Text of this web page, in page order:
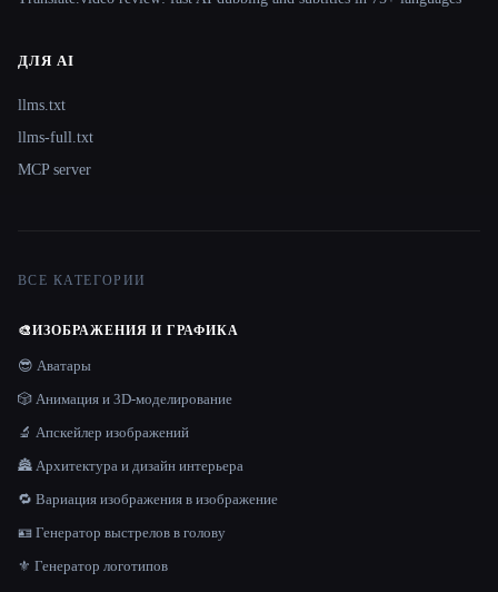
ДЛЯ AI
llms.txt
llms-full.txt
MCP server
ВСЕ КАТЕГОРИИ
🎨ИЗОБРАЖЕНИЯ И ГРАФИКА
😎 Аватары
🎲 Анимация и 3D-моделирование
🔬 Апскейлер изображений
🏯 Архитектура и дизайн интерьера
🔁 Вариация изображения в изображение
🪪 Генератор выстрелов в голову
⚜️ Генератор логотипов